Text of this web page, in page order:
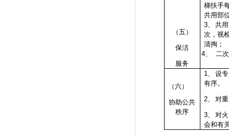
（五）
保洁
服务
梯扶手
共用部
3、
共
次，视
清掏；
4、
二
（六）
协助公共
秩序
1、
设
有序。
2、 对
3、
对
会和有